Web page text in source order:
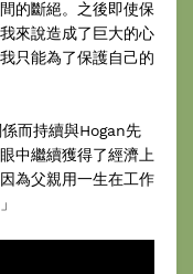
的斷絕。之後即使保
來說造成了巨大的心
只能為了保護自己的
而持續與Hogan先
中繼續獲得了經濟上
為父親用一生在工作